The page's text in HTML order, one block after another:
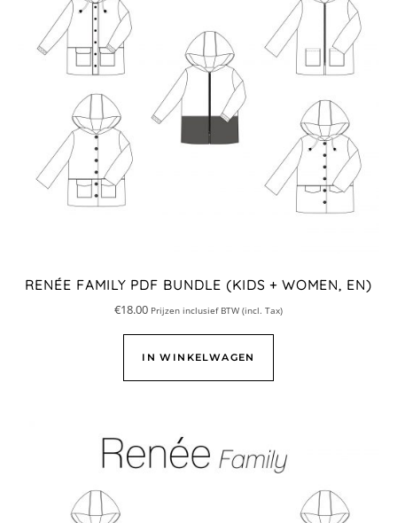
RENÉE FAMILY PDF BUNDLE (KIDS + WOMEN, EN)
€18.00 Prijzen inclusief BTW (incl. Tax)
IN WINKELWAGEN